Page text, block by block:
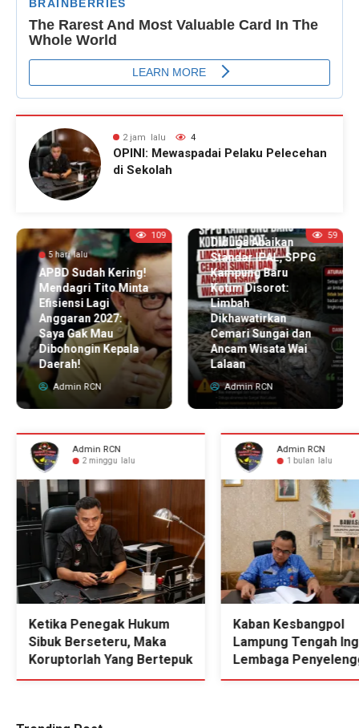
2 jam lalu 4
OPINI: Mewaspadai Pelaku Pelecehan
di Sekolah
109
5 hari lalu
APBD Sudah Kering!
Mendagri Tito Minta
Efisiensi Lagi
Anggaran 2027:
Saya Gak Mau
Dibohongin Kepala
Daerah!
Admin RCN
59
Diduga Abaikan
Standar IPAL, SPPG
Kampung Baru
Kotim Disorot:
Limbah
Dikhawatirkan
Cemari Sungai dan
Ancam Wisata Wai
Lalaan
Admin RCN
Admin RCN
2 minggu lalu
Ketika Penegak Hukum
Sibuk Berseteru, Maka
Koruptorlah Yang Bertepuk
Tangan
Admin RCN
1 bulan lalu
Kaban Kesbangpol
Lampung Tengah
Lembaga
Pemilu Untuk